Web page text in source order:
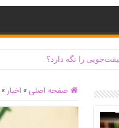
را نگه دارد؟
صفحه اصلی » اخبار »